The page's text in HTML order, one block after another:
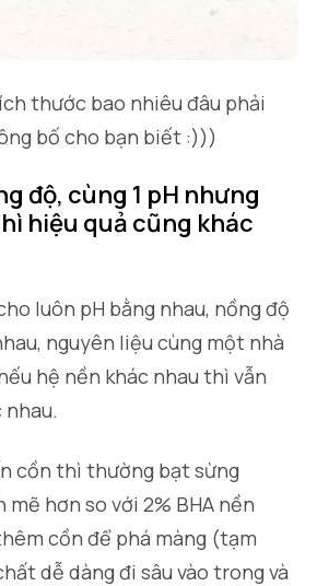
thước bao nhiêu đâu phải
bố cho bạn biết :)))
độ, cùng 1 pH nhưng
hiệu quả cũng khác
luôn pH bằng nhau, nồng độ
nguyên liệu cùng một nhà
hệ nền khác nhau thì vẫn
cồn thì thường bạt sừng
mẽ hơn so với 2% BHA nền
cồn để phá màng (tạm
dễ dàng đi sâu vào trong và